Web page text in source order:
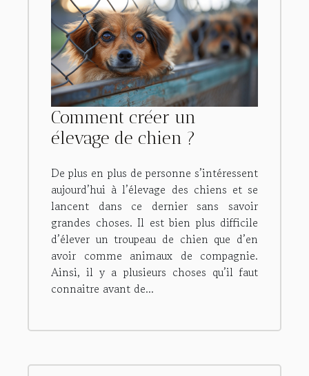
Comment créer un
élevage de chien ?
De plus en plus de personne s’intéressent
aujourd’hui à l’élevage des chiens et se
lancent dans ce dernier sans savoir
grandes choses. Il est bien plus difficile
d’élever un troupeau de chien que d’en
avoir comme animaux de compagnie.
Ainsi, il y a plusieurs choses qu’il faut
connaitre avant de...